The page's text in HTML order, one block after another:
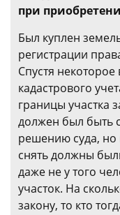
при
Был куплен
регистрации
Спустя
кадастрового
границы участка
должен был быть
решению суда, но
снять должны
даже не у того
участок. На
закону, то кто